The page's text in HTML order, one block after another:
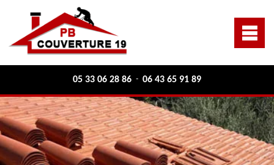
05 33 06 28 86 - 06 43 65 91 89